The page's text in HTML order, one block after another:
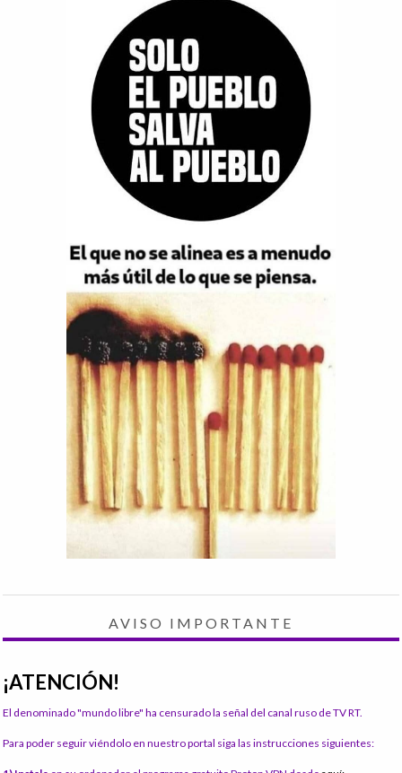
AVISO IMPORTANTE
¡ATENCIÓN!
El denominado "mundo libre" ha censurado la señal del canal ruso de TV RT.
Para poder seguir viéndolo en nuestro portal siga las instrucciones siguientes: